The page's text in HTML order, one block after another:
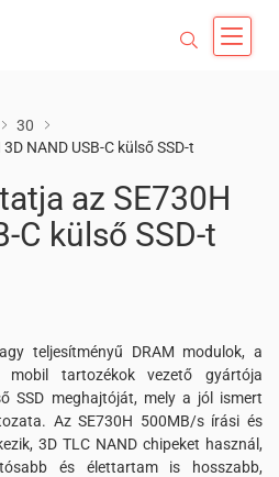
30
NAND USB-C külső SSD-t
az SE730H
C külső SSD-t
teljesítményű DRAM modulok, a
mobil tartozékok vezető gyártója
SSD meghajtóját, mely a jól ismert
Az SE730H 500MB/s írási és
3D TLC NAND chipeket használ,
és élettartam is hosszabb,